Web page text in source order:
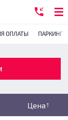
ОПЛАТЫ ПАРКИНГ
Цена